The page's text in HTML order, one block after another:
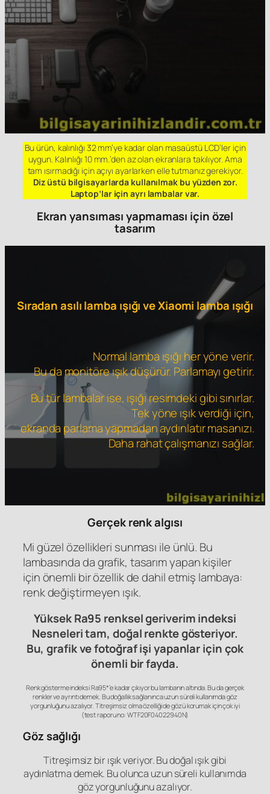
Bu ürün, kalınlığı 32 mm’ye kadar olan masaüstü LCD’ler için
uygun. Kalınlığı 10 mm.’den az olan ekranlara takılıyor. Ama
tam ısırmadığı için açıyı ayarlarken elle tutmanız gerekiyor.
Diz üstü bilgisayarlarda kullanılmak bu yüzden zor.
Laptop’lar için ayrı lambalar var.
Ekran yansıması yapmaması için özel
tasarım
Sıradan asılı lamba ışığı ve Xiaomi lamba ışığı
Normal lamba ışığı her yöne verir.
Bu da monitöre ışık düşürür. Parlamayı getirir.
Bu tür lambalar ise, ışığı resimdeki gibi sınırlar.
Tek yöne ışık verdiği için,
ekranda parlama yapmadan aydınlatır masanızı.
Daha rahat çalışmanızı sağlar.
Gerçek renk algısı
Mi güzel özellikleri sunması ile ünlü. Bu
lambasında da grafik, tasarım yapan kişiler
için önemli bir özellik de dahil etmiş lambaya:
renk değiştirmeyen ışık.
Yüksek Ra95 renksel geriverim indeksi
Nesneleri tam, doğal renkte gösteriyor.
Bu, grafik ve fotoğraf işi yapanlar için çok
önemli bir fayda.
Renk gösterme indeksi Ra95*’e kadar çıkıyor bu lambanın altında. Bu da gerçek
renkler ve ayrıntı demek. Bu doğallık sağlanınca uzun süreli kullanımda göz
yorgunluğunu azalıyor. Titreşimsiz olma özelliği de gözü korumak için çok iyi
(test raporu no: WTF20F04022940N)
Göz sağlığı
Titreşimsiz bir ışık veriyor. Bu doğal ışık gibi
aydınlatma demek. Bu olunca uzun süreli kullanımda
göz yorgunluğunu azalıyor.